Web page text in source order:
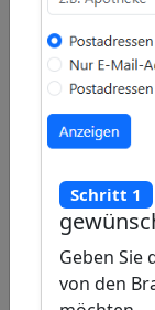
Putzfirmen
+
Draw
Edit
Schritt 1
Geben Sie
von den